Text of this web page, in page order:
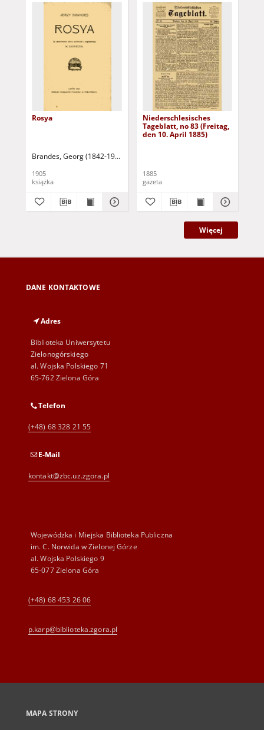
Rosya
Brandes, Georg (1842-1927)
1905
książka
Niederschlesisches
Tageblatt, no 83 (Freitag,
den 10. April 1885)
1885
gazeta
Więcej
DANE KONTAKTOWE
Adres
Biblioteka Uniwersytetu
Zielonogórskiego
al. Wojska Polskiego 71
65-762 Zielona Góra
Telefon
(+48) 68 328 21 55
E-Mail
kontakt@zbc.uz.zgora.pl
Wojewódzka i Miejska Biblioteka Publiczna
im. C. Norwida w Zielonej Górze
al. Wojska Polskiego 9
65-077 Zielona Góra
(+48) 68 453 26 06
p.karp@biblioteka.zgora.pl
MAPA STRONY